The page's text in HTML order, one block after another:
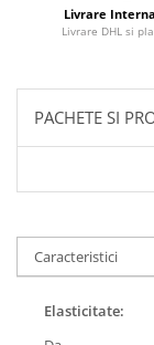
Livrare
Livrare DHL si
PACHETE SI
Caracteristici
Elasticitate: